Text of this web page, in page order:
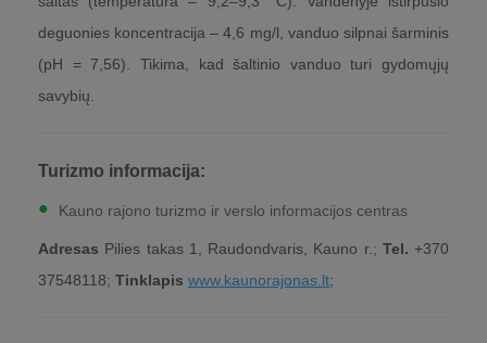
deguonies koncentracija – 4,6 mg/l, vanduo silpnai šarminis
(pH = 7,56). Tikima, kad šaltinio vanduo turi gydomųjų
savybių.
Turizmo informacija:
Kauno rajono turizmo ir verslo informacijos centras
Adresas Pilies takas 1, Raudondvaris, Kauno r.; Tel. +370
37548118; Tinklapis www.kaunorajonas.lt;